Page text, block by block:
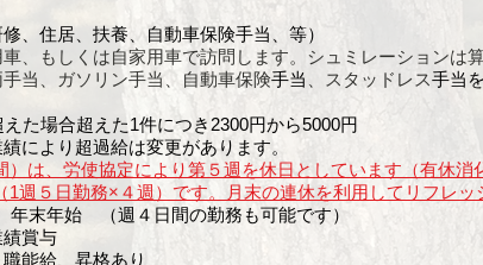
、住居、扶養、自動車保険手当、等）
、もしくは自家用車で訪問します。シュミレーションは
手当、ガソリン手当、自動車保険手当 、スタッドレス手当
た場合超えた1件につき2300円から5000円
により超過給は変更があります。
）は、労使協定により第５週を休日としています（有休消
1週５日勤務×４週）です。月末の連休を利用してリフレッ
末年始 （週４日間の勤務も可能です）
賞与
能給、昇格あり